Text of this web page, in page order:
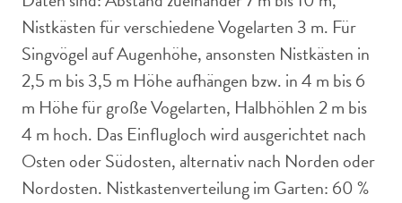
Nistkästen für verschiedene Vogelarten 3 m. Für
Singvögel auf Augenhöhe, ansonsten Nistkästen in
2,5 m bis 3,5 m Höhe aufhängen bzw. in 4 m bis 6
m Höhe für große Vogelarten, Halbhöhlen 2 m bis
4 m hoch. Das Einflugloch wird ausgerichtet nach
Osten oder Südosten, alternativ nach Norden oder
Nordosten. Nistkastenverteilung im Garten: 60 %